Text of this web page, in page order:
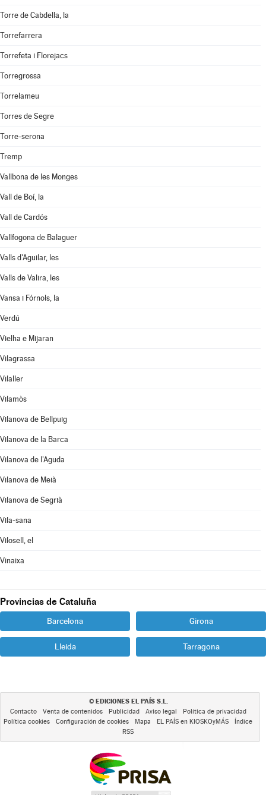
Torre de Cabdella, la
Torrefarrera
Torrefeta i Florejacs
Torregrossa
Torrelameu
Torres de Segre
Torre-serona
Tremp
Vallbona de les Monges
Vall de Boí, la
Vall de Cardós
Vallfogona de Balaguer
Valls d'Aguilar, les
Valls de Valira, les
Vansa i Fórnols, la
Verdú
Vielha e Mijaran
Vilagrassa
Vilaller
Vilamòs
Vilanova de Bellpuig
Vilanova de la Barca
Vilanova de l'Aguda
Vilanova de Meià
Vilanova de Segrià
Vila-sana
Vilosell, el
Vinaixa
Provincias de Cataluña
Barcelona Girona
Lleida Tarragona
© EDICIONES EL PAÍS S.L.
Contacto Venta de contenidos Publicidad Aviso legal
Política de privacidad
Política cookies
Configuración de cookies Mapa EL PAÍS en KIOSKOyMÁS
Índice
RSS